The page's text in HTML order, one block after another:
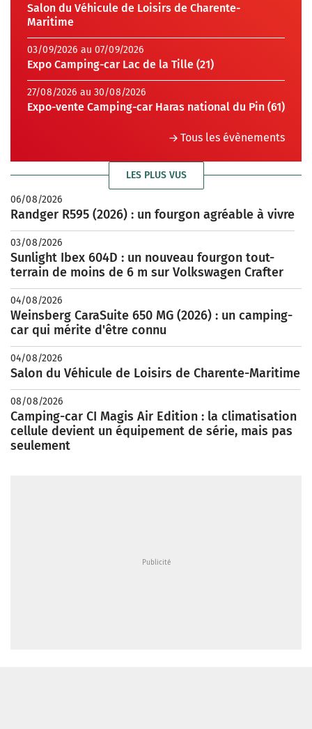
Salon du Véhicule de Loisirs de Charente-
Maritime
03/09/2026 au 07/09/2026
Expo Camping-car Lac de la Tille (21)
27/08/2026 au 30/08/2026
Expo-vente Camping-car Haras national du Pin (61)
Tous les évènements
LES PLUS VUS
06/08/2026
Randger R595 (2026) : un fourgon agréable à vivre
03/08/2026
Sunlight Ibex 604D : un nouveau fourgon tout-
terrain de moins de 6 m sur Volkswagen Crafter
04/08/2026
Weinsberg CaraSuite 650 MG (2026) : un camping-
car qui mérite d'être connu
04/08/2026
Salon du Véhicule de Loisirs de Charente-Maritime
08/08/2026
Camping-car CI Magis Air Edition : la climatisation
cellule devient un équipement de série, mais pas
seulement